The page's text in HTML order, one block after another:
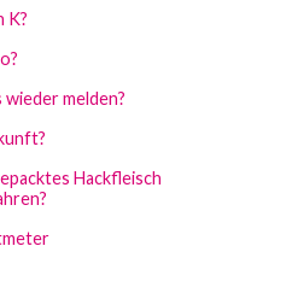
K?
wieder melden?
Hackfleisch